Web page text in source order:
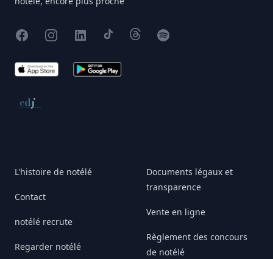
FacebookInstagram
X TikTokThreadsSpotify
App Store Google Play
Conseil de déontologie journalistique
L'histoire de notélé
Contact
notélé recrute
Regarder notélé
Documents légaux et
transparence
Vente en ligne
Règlement des concours
de notélé